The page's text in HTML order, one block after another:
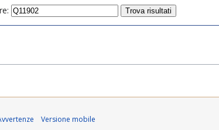
Versione mobile